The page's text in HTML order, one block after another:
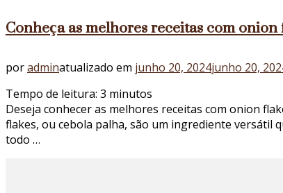
Conheça as melhores receitas com
poradminatualizado em junho 20, 2024junho 20,
Tempo de leitura: 3 minutos
Deseja conhecer as melhores receitas com onion
flakes, ou cebola palha, são um ingrediente versátil
todo …